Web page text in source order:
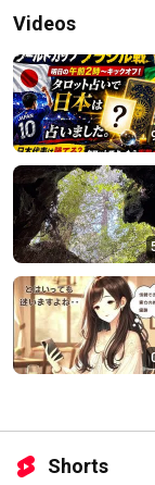
Videos
Shorts